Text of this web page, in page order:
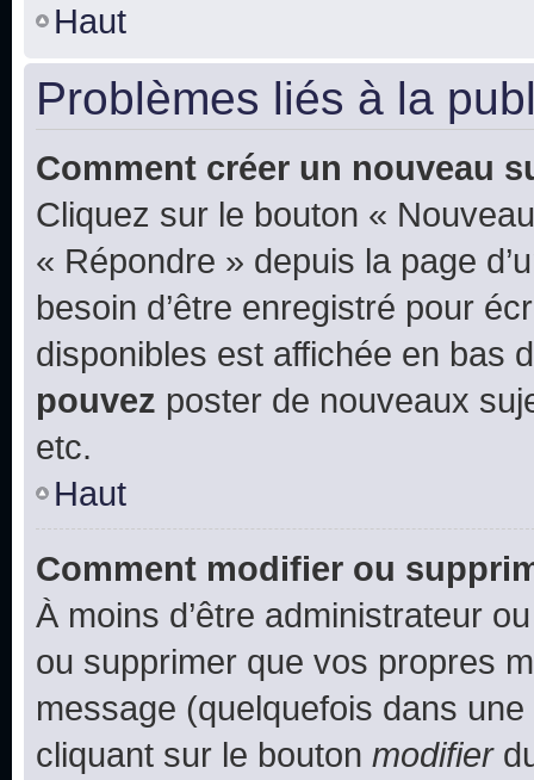
Haut
Problèmes liés à la
Comment créer un nouveau
Cliquez sur le bouton «
« Répondre » depuis la page
besoin d’être enregistré pour
disponibles est affichée en bas
pouvez poster de nouveaux
etc.
Haut
Comment modifier ou
À moins d’être administrateur
ou supprimer que vos propres
message (quelquefois dans
cliquant sur le bouton modifier